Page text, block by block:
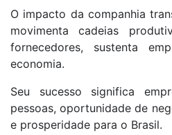
O impacto da companhia
movimenta cadeias
fornecedores, sustenta
economia.
Seu sucesso significa
pessoas, oportunidade de
e prosperidade para o Brasil.